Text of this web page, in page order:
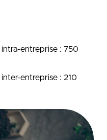
entreprise : 750
entreprise : 210